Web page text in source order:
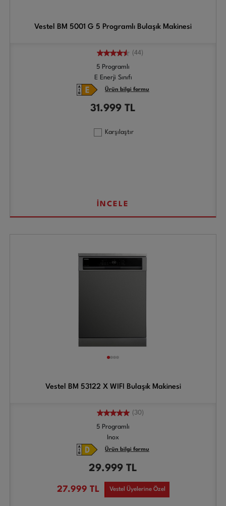
Vestel BM 5001 G 5 Programlı Bulaşık Makinesi
(44)
5 Programlı
E Enerji Sınıfı
Ürün bilgi formu
31.999 TL
Karşılaştır
İNCELE
Vestel BM 53122 X WIFI Bulaşık Makinesi
(30)
5 Programlı
Inox
Ürün bilgi formu
29.999 TL
27.999 TL Vestel Üyelerine Özel